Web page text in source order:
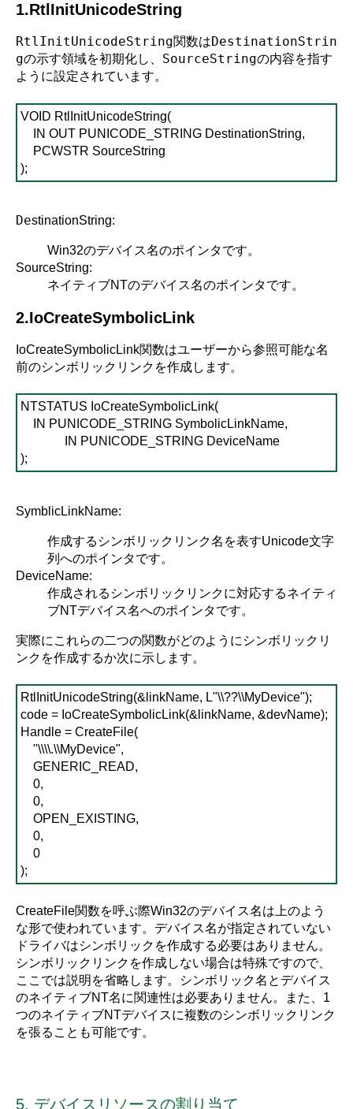
1.RtlInitUnicodeString
RtlInitUnicodeString関数はDestinationStrin
gの示す領域を初期化し、SourceStringの内容を指す
ように設定されています。
VOID RtlInitUnicodeString(
IN OUT PUNICODE_STRING DestinationString,
PCWSTR SourceString
);
DestinationString:
Win32のデバイス名のポインタです。
SourceString:
ネイティブNTのデバイス名のポインタです。
2.IoCreateSymbolicLink
IoCreateSymbolicLink関数はユーザーから参照可能な名
前のシンボリックリンクを作成します。
NTSTATUS IoCreateSymbolicLink(
IN PUNICODE_STRING SymbolicLinkName,
IN PUNICODE_STRING DeviceName
);
SymblicLinkName:
作成するシンボリックリンク名を表すUnicode文字
列へのポインタです。
DeviceName:
作成されるシンボリックリンクに対応するネイティ
ブNTデバイス名へのポインタです。
実際にこれらの二つの関数がどのようにシンボリックリ
ンクを作成するか次に示します。
RtlInitUnicodeString(&linkName, L"\\??\\MyDevice");
code = IoCreateSymbolicLink(&linkName, &devName);
Handle = CreateFile(
"\\\\.\\MyDevice",
GENERIC_READ,
0,
0,
OPEN_EXISTING,
0,
0
);
CreateFile関数を呼ぶ際Win32のデバイス名は上のよう
な形で使われています。デバイス名が指定されていない
ドライバはシンボリックを作成する必要はありません。
シンボリックリンクを作成しない場合は特殊ですので、
ここでは説明を省略します。シンボリック名とデバイス
のネイティブNT名に関連性は必要ありません。また、1
つのネイティブNTデバイスに複数のシンボリックリンク
を張ることも可能です。
5. デバイスリソースの割り当て